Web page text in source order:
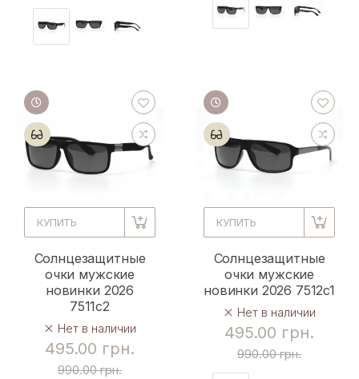
КУПИТЬ
Солнцезащитные
очки мужские
новинки 2026
7511c2
Нет в наличии
495.00 грн.
990.00 грн.
КУПИТЬ
Солнцезащитные
очки мужские
новинки 2026 7512c1
Нет в наличии
495.00 грн.
990.00 грн.